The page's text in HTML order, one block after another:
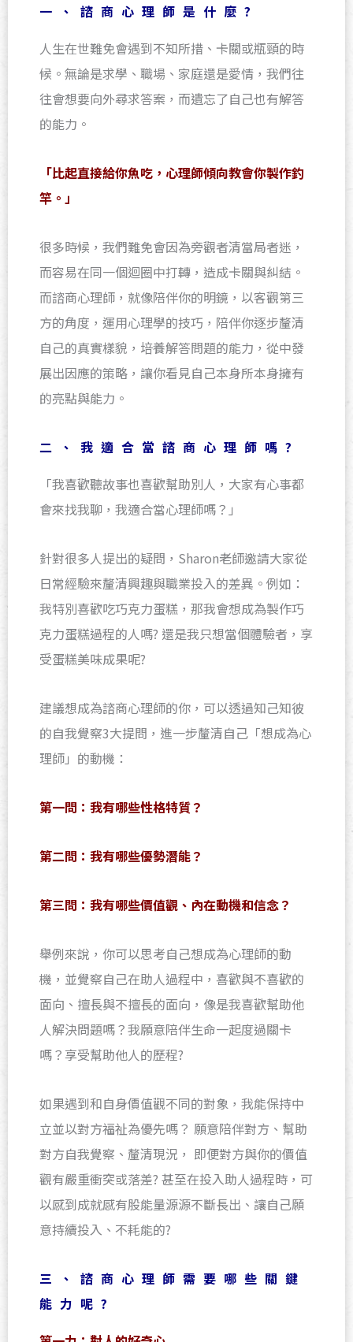
一、 諮商心理師是什麼?
人生在世難免會遇到不知所措、卡關或瓶頸的時
候。無論是求學、職場、家庭還是愛情，我們往
往會想要向外尋求答案，而遺忘了自己也有解答
的能力。
「比起直接給你魚吃，心理師傾向教會你製作釣
竿。」
很多時候，我們難免會因為旁觀者清當局者迷，
而容易在同一個迴圈中打轉，造成卡關與糾結。
而諮商心理師，就像陪伴你的明鏡，以客觀第三
方的角度，運用心理學的技巧，陪伴你逐步釐清
自己的真實樣貌，培養解答問題的能力，從中發
展出因應的策略，讓你看見自己本身所本身擁有
的亮點與能力。
二、我適合當諮商心理師嗎?
「我喜歡聽故事也喜歡幫助別人，大家有心事都
會來找我聊，我適合當心理師嗎？」
針對很多人提出的疑問，Sharon老師邀請大家從
日常經驗來釐清興趣與職業投入的差異。例如：
我特別喜歡吃巧克力蛋糕，那我會想成為製作巧
克力蛋糕過程的人嗎? 還是我只想當個體驗者，享
受蛋糕美味成果呢?
建議想成為諮商心理師的你，可以透過知己知彼
的自我覺察3大提問，進一步釐清自己「想成為心
理師」的動機：
第一問：我有哪些性格特質？
第二問：我有哪些優勢潛能？
第三問：我有哪些價值觀、內在動機和信念？
舉例來說，你可以思考自己想成為心理師的動
機，並覺察自己在助人過程中，喜歡與不喜歡的
面向、擅長與不擅長的面向，像是我喜歡幫助他
人解決問題嗎？我願意陪伴生命一起度過關卡
嗎？享受幫助他人的歷程?
如果遇到和自身價值觀不同的對象，我能保持中
立並以對方福祉為優先嗎？ 願意陪伴對方、幫助
對方自我覺察、釐清現況， 即便對方與你的價值
觀有嚴重衝突或落差? 甚至在投入助人過程時，可
以感到成就感有股能量源源不斷長出、讓自己願
意持續投入、不耗能的?
三、諮商心理師需要哪些關鍵
能力呢?